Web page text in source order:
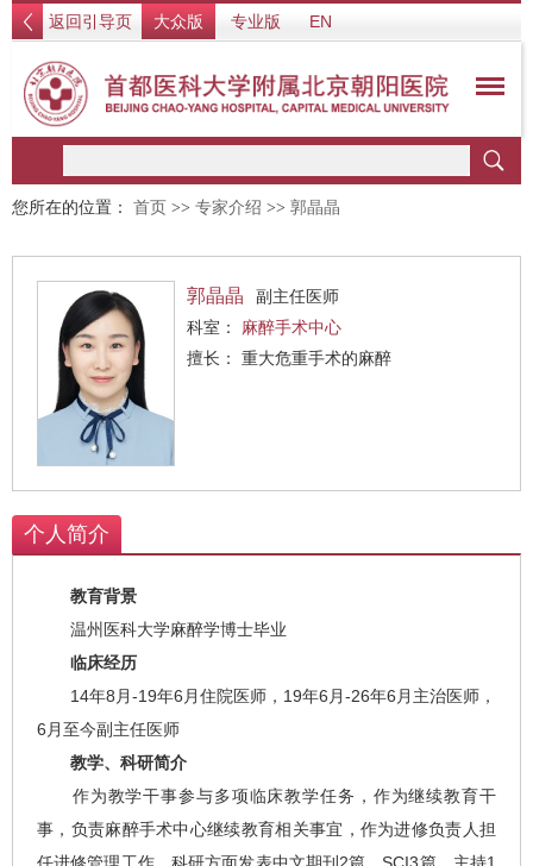
返回引导页 大众版 专业版 EN
您所在的位置： 首页 >> 专家介绍 >> 郭晶晶
郭晶晶
副主任医师
科室： 麻醉手术中心
擅长： 重大危重手术的麻醉
个人简介
教育背景
温州医科大学麻醉学博士毕业
临床经历
14年8月-19年6月住院医师，19年6月-26年6月主治医师，
6月至今副主任医师
教学、科研简介
作为教学干事参与多项临床教学任务，作为继续教育干
事，负责麻醉手术中心继续教育相关事宜，作为进修负责人担